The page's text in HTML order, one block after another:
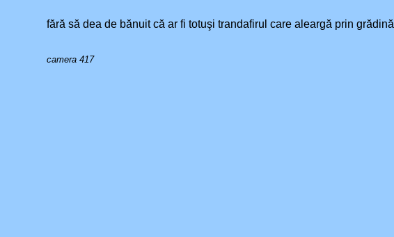
fără să dea de bănuit că ar fi totuşi trandafirul care aleargă prin grădină
camera 417